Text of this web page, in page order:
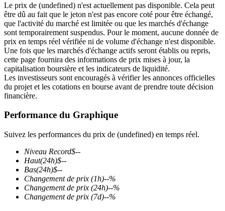
Futures USDT
Futures utilisant l'USDT comme garantie
Futures COIN-M
Contrats à terme sur crypto-monnaie
Le prix de (undefined) n'est actuellement pas disponible. Cela peut
être dû au fait que le jeton n'est pas encore coté pour être échangé,
que l'activité du marché est limitée ou que les marchés d'échange
sont temporairement suspendus. Pour le moment, aucune donnée de
prix en temps réel vérifiée ni de volume d'échange n'est disponible.
Une fois que les marchés d'échange actifs seront établis ou repris,
cette page fournira des informations de prix mises à jour, la
capitalisation boursière et les indicateurs de liquidité.
Les investisseurs sont encouragés à vérifier les annonces officielles
du projet et les cotations en bourse avant de prendre toute décision
financière.
Performance du Graphique
Suivez les performances du prix de (undefined) en temps réel.
Niveau Record$--
Haut(24h)$--
Bas(24h)$--
Changement de prix (1h)--%
Changement de prix (24h)--%
Changement de prix (7d)--%